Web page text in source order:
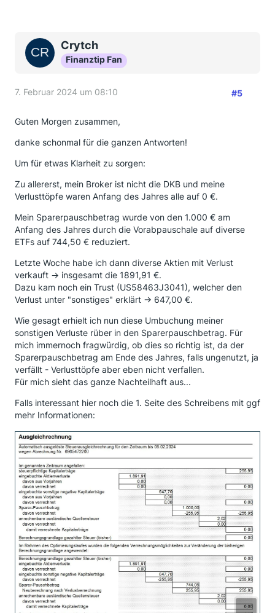
Crytch
Finanztip Fan
7. Februar 2024 um 08:10 #5
Guten Morgen zusammen,
danke schonmal für die ganzen Antworten!
Um für etwas Klarheit zu sorgen:
Zu allererst, mein Broker ist nicht die DKB und meine
Verlusttöpfe waren Anfang des Jahres alle auf 0 €.
Mein Sparerpauschbetrag wurde von den 1.000 € am
Anfang des Jahres durch die Vorabpauschale auf diverse
ETFs auf 744,50 € reduziert.
Letzte Woche habe ich dann diverse Aktien mit Verlust
verkauft -> insgesamt die 1891,91 €.
Dazu kam noch ein Trust (US58463J3041), welcher den
Verlust unter "sonstiges" erklärt -> 647,00 €.
Wie gesagt erhielt ich nun diese Umbuchung meiner
sonstigen Verluste rüber in den Sparerpauschbetrag. Für
mich immernoch fragwürdig, ob dies so richtig ist, da der
Sparerpauschbetrag am Ende des Jahres, falls ungenutzt, ja
verfällt - Verlusttöpfe aber eben nicht verfallen.
Für mich sieht das ganze Nachteilhaft aus...
Falls interessant hier noch die 1. Seite des Schreibens mit ggf
mehr Informationen: